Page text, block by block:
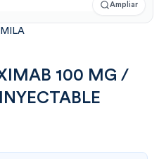
Ampliar
100 MG /